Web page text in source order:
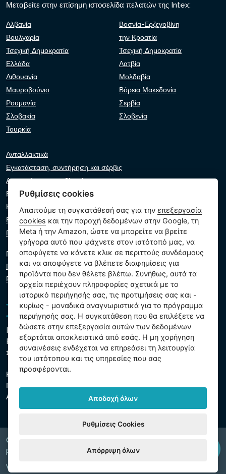
Μεταβείτε στην επίσημη ιστοσελίδα πελατών της Intex:
Αλβανία
Βοσνία-Ερζεγοβίνη
Βουλγαρία
την Κροατία
Τσεχική Δημοκρατία
Τσεχική Δημοκρατία
Ελλάδα
Λατβία
Λιθουανία
Μολδαβία
Μαυροβούνιο
Βόρεια Μακεδονία
Ρουμανία
Σερβία
Σλοβακία
Σλοβενία
Τουρκία
Ανταλλακτικά
Εγκατάσταση, συντήρηση και σέρβις
Αντιμετώπιση προβλημάτων
Εγγυήσεις και αξιώσεις
Κατάλογος λιανοπωλητών
Εικονικός βοηθός
Γράψτε μας
Πολιτική απορρήτου
Πολιτική cookie
Ρυθμίσεις cookies
Intex Trading, s.r.o.
Hradecká 2526/3
130 00 Πράγα 3 - Τσεχική Δημοκρατία
Η εταιρεία είναι εγγεγραμμένη στο δημοτικό δικαστήριο της
Πράγας, τμήμα Γ, ένθετο 74759
ΑΜΕ 26150808, ΑΦΜ CZ26150808
Copyright © 2026 INTEX TRADING s.r.o. Všechna
právavyhrazena.
Web by
Ρυθμίσεις cookies
Απαιτούμε τη συγκατάθεσή σας για τηνεπεξεργασία
cookies και την παροχή δεδομένων στην Google, τη
Meta ή την Amazon, ώστε να μπορείτε να βρείτε
γρήγορα αυτό που ψάχνετε στον ιστότοπό μας, να
αποφύγετε να κάνετε κλικ σε περιττούς συνδέσμους
και να αποφύγετε να βλέπετε διαφημίσεις για
προϊόντα που δεν θέλετε βλέπω. Συνήθως, αυτά τα
αρχεία περιέχουν πληροφορίες σχετικά με το
ιστορικό περιήγησής σας, τις προτιμήσεις σας και -
κυρίως - μοναδικά αναγνωριστικά για το πρόγραμμα
περιήγησής σας. Η συγκατάθεση που θα επιλέξετε να
δώσετε στην επεξεργασία αυτών των δεδομένων
εξαρτάται αποκλειστικά από εσάς. Η μη χορήγηση
συναινέσεις ενδέχεται να επηρεάσει τη λειτουργία
του ιστότοπου και τις υπηρεσίες που σας
προσφέρονται.
Αποδοχή όλων
Ρυθμίσεις Cookies
Απόρριψη όλων